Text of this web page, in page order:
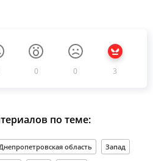
0 0 3
по теме:
область Запад